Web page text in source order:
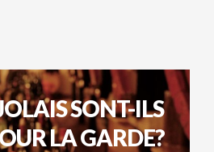
SONT-ILS
LA GARDE?